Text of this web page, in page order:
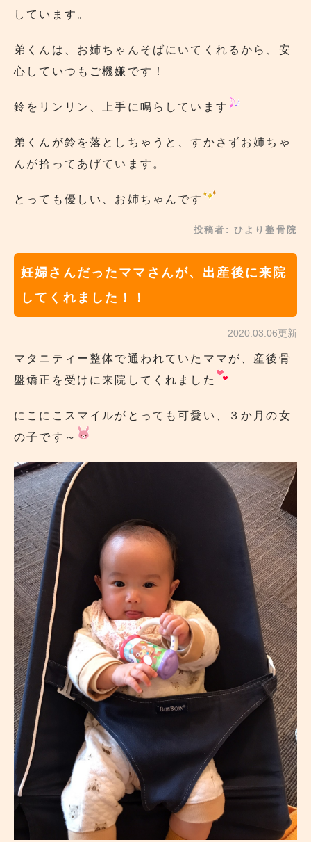
しています。
弟くんは、お姉ちゃんそばにいてくれるから、安
心していつもご機嫌です！
鈴をリンリン、上手に鳴らしています
弟くんが鈴を落としちゃうと、すかさずお姉ちゃ
んが拾ってあげています。
とっても優しい、お姉ちゃんです
投稿者: ひより整骨院
妊婦さんだったママさんが、出産後に来院
してくれました！！
2020.03.06更新
マタニティー整体で通われていたママが、産後骨
盤矯正を受けに来院してくれました
にこにこスマイルがとっても可愛い、３か月の女
の子です～